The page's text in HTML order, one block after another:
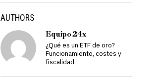
AUTHORS
Equipo 24x
¿Qué es un ETF de oro?
Funcionamiento, costes y
fiscalidad